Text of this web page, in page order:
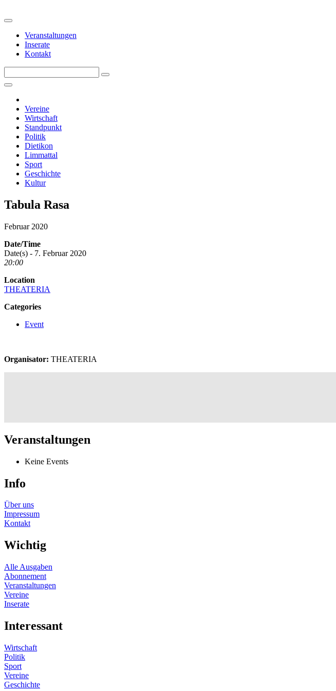
Veranstaltungen
Inserate
Kontakt
Vereine
Wirtschaft
Standpunkt
Politik
Dietikon
Limmattal
Sport
Geschichte
Kultur
Tabula Rasa
Februar 2020
Date/Time
Date(s) - 7. Februar 2020
20:00
Location
THEATERIA
Categories
Event
Organisator: THEATERIA
Veranstaltungen
Keine Events
Info
Über uns
Impressum
Kontakt
Wichtig
Alle Ausgaben
Abonnement
Veranstaltungen
Vereine
Inserate
Interessant
Wirtschaft
Politik
Sport
Vereine
Geschichte